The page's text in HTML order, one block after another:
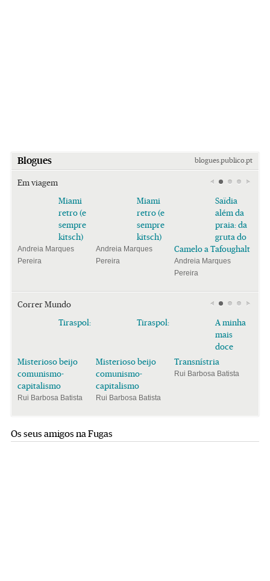
Blogues blogues.publico.pt
Em viagem
Miami
retro (e
sempre
kitsch)
Andreia Marques
Pereira
Miami
retro (e
sempre
kitsch)
Andreia Marques
Pereira
Saïdia
além da
praia: da
gruta do
Camelo a Tafoughalt
Andreia Marques
Pereira
Correr Mundo
Tiraspol:
Misterioso beijo
comunismo-
capitalismo
Rui Barbosa Batista
Tiraspol:
Misterioso beijo
comunismo-
capitalismo
Rui Barbosa Batista
A minha
mais
doce
Transnístria
Rui Barbosa Batista
Os seus amigos na Fugas